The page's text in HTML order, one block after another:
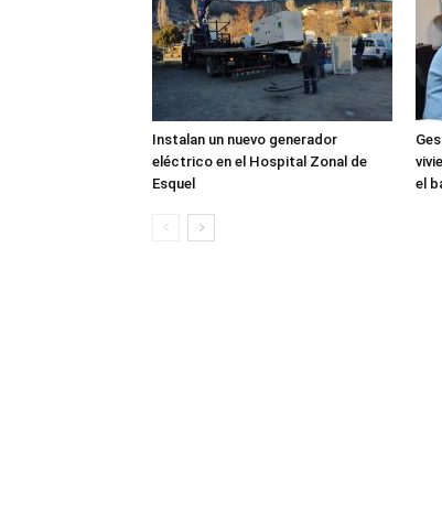
Instalan un nuevo generador
eléctrico en el Hospital Zonal de
Esquel
el